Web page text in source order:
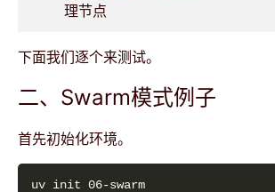
理节点
下面我们逐个来测试。
二、Swarm模式例子
首先初始化环境。